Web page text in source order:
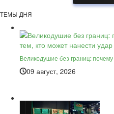
ТЕМЫ ДНЯ
Великодушие без границ: почему
09 август, 2026